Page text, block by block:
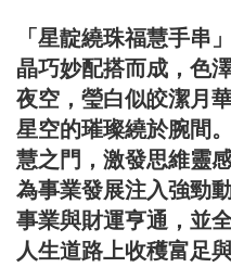
「星靛繞珠福慧手串
晶巧妙配搭而成，色
夜空，瑩白似皎潔月
星空的璀璨繞於腕間
慧之門，激發思維靈
為事業發展注入強勁
事業與財運亨通，並
人生道路上收穫富足與